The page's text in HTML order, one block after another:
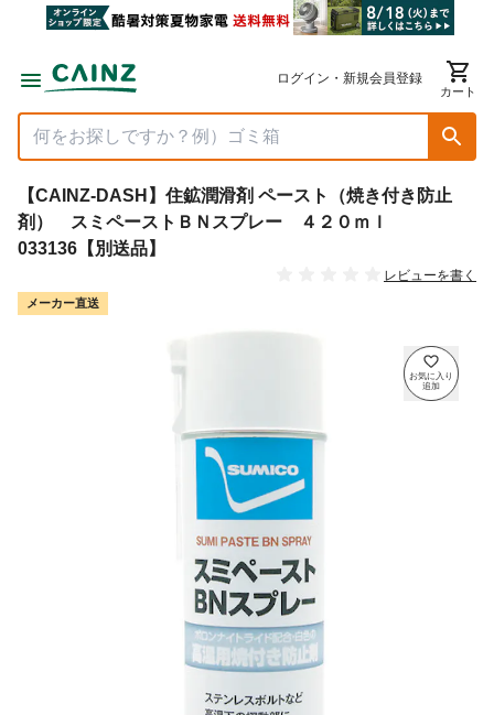
ログイン・新規会員登録
カート
【CAINZ-DASH】住鉱潤滑剤 ペースト（焼き付き防止
剤） スミペーストＢＮスプレー ４２０ｍｌ
033136【別送品】
レビューを書く
メーカー直送